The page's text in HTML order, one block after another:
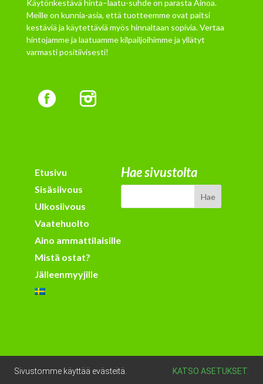
Käytönkestävä hinta–laatu-suhde on parasta Ainoa.
Meille on kunnia-asia, että tuotteemme ovat paitsi
kestäviä ja käytettäviä myös hinnaltaan sopivia. Vertaa
hintojamme ja laatuamme kilpailjoihimme ja yllätyt
varmasti positiivisesti!
Etusivu
Sisäsiivous
Ulkosiivous
Vaatehuolto
Aino ammattilaisille
Mistä ostat?
Jälleenmyyjille
Hae sivustolta
Sivustomme käyttää evästeitä. KATSO ASETUKSET.